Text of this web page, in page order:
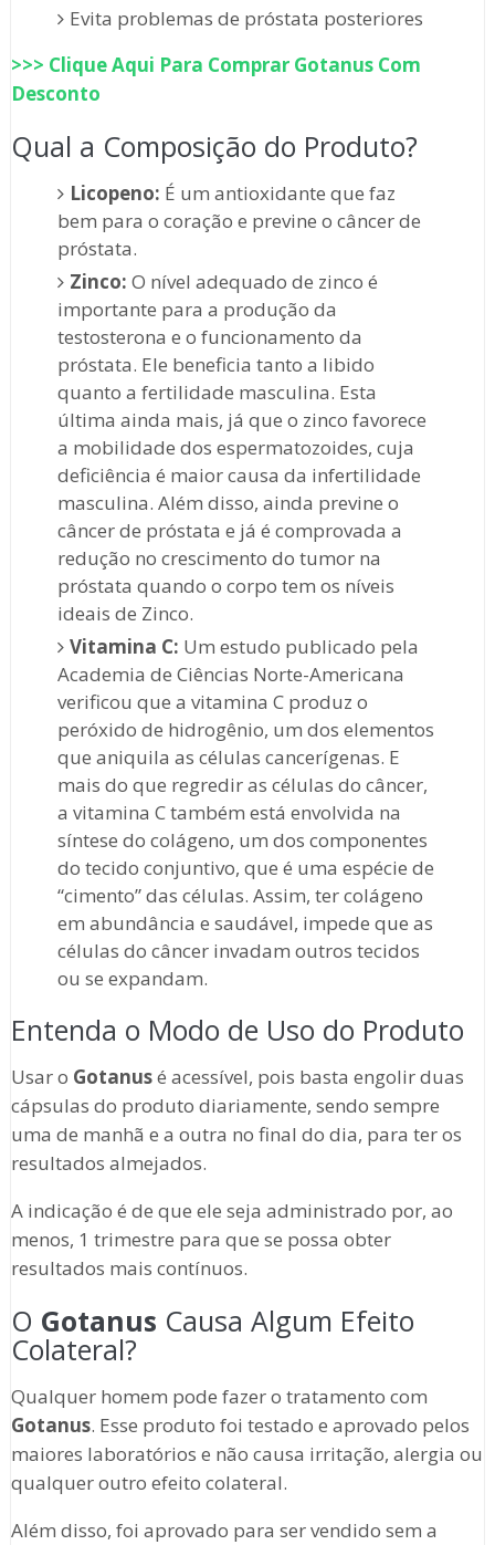
Evita problemas de próstata posteriores
>>> Clique Aqui Para Comprar GotanusCom
Desconto
Qual a Composição do Produto?
Licopeno: É um antioxidante que faz
bem para o coração e previne o câncer de
próstata.
Zinco: O nível adequado de zinco é
importante para a produção da
testosterona e o funcionamento da
próstata. Ele beneficia tanto a libido
quanto a fertilidade masculina. Esta
última ainda mais, já que o zinco favorece
a mobilidade dos espermatozoides, cuja
deficiência é maior causa da infertilidade
masculina. Além disso, ainda previne o
câncer de próstata e já é comprovada a
redução no crescimento do tumor na
próstata quando o corpo tem os níveis
ideais de Zinco.
Vitamina C: Um estudo publicado pela
Academia de Ciências Norte-Americana
verificou que a vitamina C produz o
peróxido de hidrogênio, um dos elementos
que aniquila as células cancerígenas. E
mais do que regredir as células do câncer,
a vitamina C também está envolvida na
síntese do colágeno, um dos componentes
do tecido conjuntivo, que é uma espécie de
“cimento” das células. Assim, ter colágeno
em abundância e saudável, impede que as
células do câncer invadam outros tecidos
ou se expandam.
Entenda o Modo de Uso do Produto
Usar o Gotanusé acessível, pois basta engolir duas
cápsulas do produto diariamente, sendo sempre
uma de manhã e a outra no final do dia, para ter os
resultados almejados.
A indicação é de que ele seja administrado por, ao
menos, 1 trimestre para que se possa obter
resultados mais contínuos.
O Gotanus Causa Algum Efeito
Colateral?
Qualquer homem pode fazer o tratamento com
Gotanus. Esse produto foi testado e aprovado pelos
maiores laboratórios e não causa irritação, alergia ou
qualquer outro efeito colateral.
Além disso, foi aprovado para ser vendido sem a